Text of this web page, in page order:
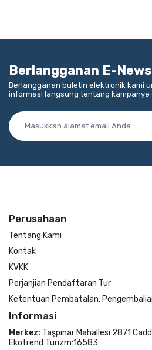
Berlangganan E-
Berlangganan buletin elektronik kami
informasi langsung tentang kampanye
Perusahaan
Tentang Kami
Kontak
KVKK
Perjanjian Pendaftaran Tur
Ketentuan Pembatalan,
Informasi
Merkez: Taşpınar Mahallesi 2871
Ekotrend Turizm:16583